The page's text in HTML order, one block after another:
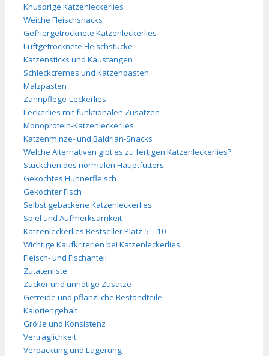
Knusprige Katzenleckerlies
Weiche Fleischsnacks
Gefriergetrocknete Katzenleckerlies
Luftgetrocknete Fleischstücke
Katzensticks und Kaustangen
Schleckcremes und Katzenpasten
Malzpasten
Zahnpflege-Leckerlies
Leckerlies mit funktionalen Zusätzen
Monoprotein-Katzenleckerlies
Katzenminze- und Baldrian-Snacks
Welche Alternativen gibt es zu fertigen Katzenleckerlies?
Stückchen des normalen Hauptfutters
Gekochtes Hühnerfleisch
Gekochter Fisch
Selbst gebackene Katzenleckerlies
Spiel und Aufmerksamkeit
Katzenleckerlies Bestseller Platz 5 – 10
Wichtige Kaufkriterien bei Katzenleckerlies
Fleisch- und Fischanteil
Zutatenliste
Zucker und unnötige Zusätze
Getreide und pflanzliche Bestandteile
Kaloriengehalt
Größe und Konsistenz
Verträglichkeit
Verpackung und Lagerung